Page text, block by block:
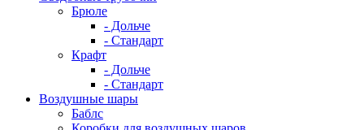
Брюле
- Дольче
- Стандарт
Крафт
- Дольче
- Стандарт
Воздушные шары
Баблс